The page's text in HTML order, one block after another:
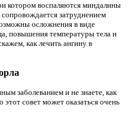
котором воспаляются миндалины
сопровождается затруднением
осложнения в виде
повышения температуры тела и
как лечить ангину в
заболеванием и не знаете, как
совет может оказаться очень